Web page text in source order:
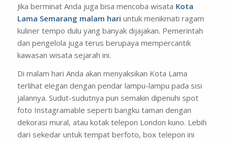
Jika berminat Anda juga bisa mencoba wisata Kota
Lama Semarang malam hari untuk menikmati ragam
kuliner tempo dulu yang banyak dijajakan. Pemerintah
dan pengelola juga terus berupaya mempercantik
kawasan wisata sejarah ini.
Di malam hari Anda akan menyaksikan Kota Lama
terlihat elegan dengan pendar lampu-lampu pada sisi
jalannya. Sudut-sudutnya pun semakin dipenuhi spot
foto Instagramable seperti bangku taman dengan
dekorasi mural, atau kotak telepon London kuno. Lebih
dari sekedar untuk tempat berfoto, box telepon ini